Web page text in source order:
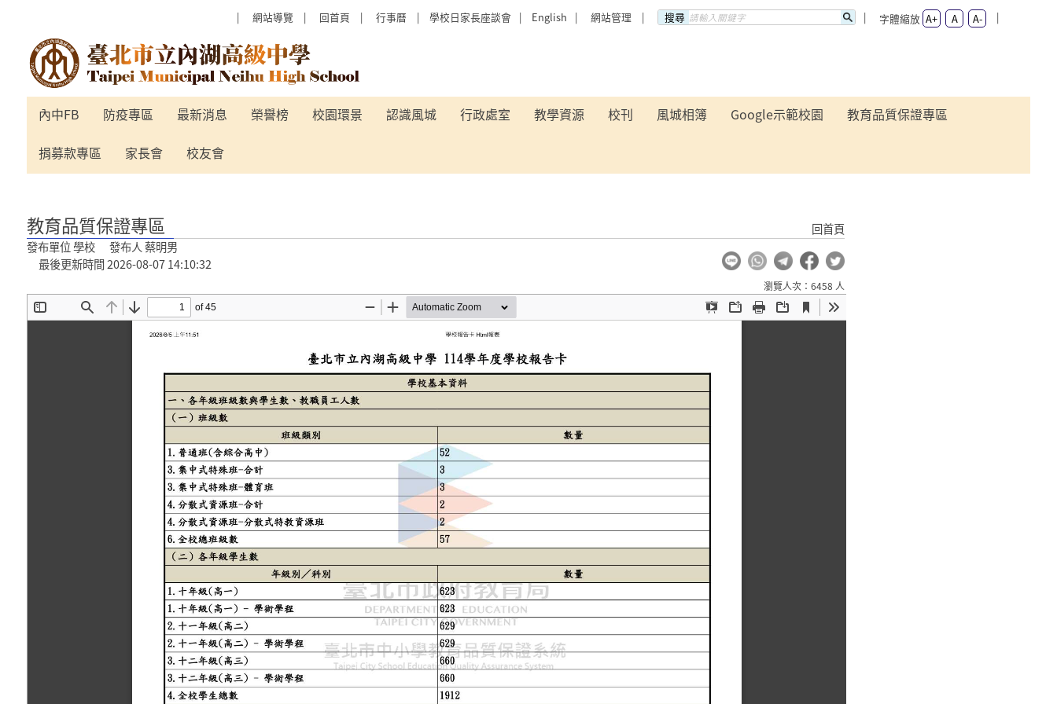
網站導覽
回首頁 行事曆 學校日家長座談會 English 網站管理 搜尋 字體縮放 A+ A A-
教育品質保證專區 - 臺北市立內湖高級中
學
內中FB 防疫專區 最新消息 榮譽榜 校園環景 認識風城 行政處室 教學資源 校刊 風城相簿 Google示範校園 教育品質保證專區
捐募款專區 家長會
校友會
教育品質保證專區
發布單位 學校 發布人 蔡明男
最後更新時間 2026-08-07 14:10:32
回首頁
瀏覽人次：6458 人